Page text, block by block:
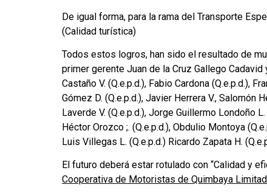
De igual forma, para la rama del Transporte
(Calidad turística)
Todos estos logros, han sido el resultado de
primer gerente Juan de la Cruz Gallego
Castaño V. (Q.e.p.d.), Fabio Cardona (Q.e.p.d.),
Gómez D. (Q.e.p.d.), Javier Herrera V., Salomón
Laverde V. (Q.e.p.d.), Jorge Guillermo Londoño
Héctor Orozco ;. (Q.e.p.d.), Obdulio Montoya
Luis Villegas L. (Q.e.p.d.) Ricardo Zapata H.
El futuro deberá estar rotulado con “Calidad y
Cooperativa de Motoristas de Quimbaya